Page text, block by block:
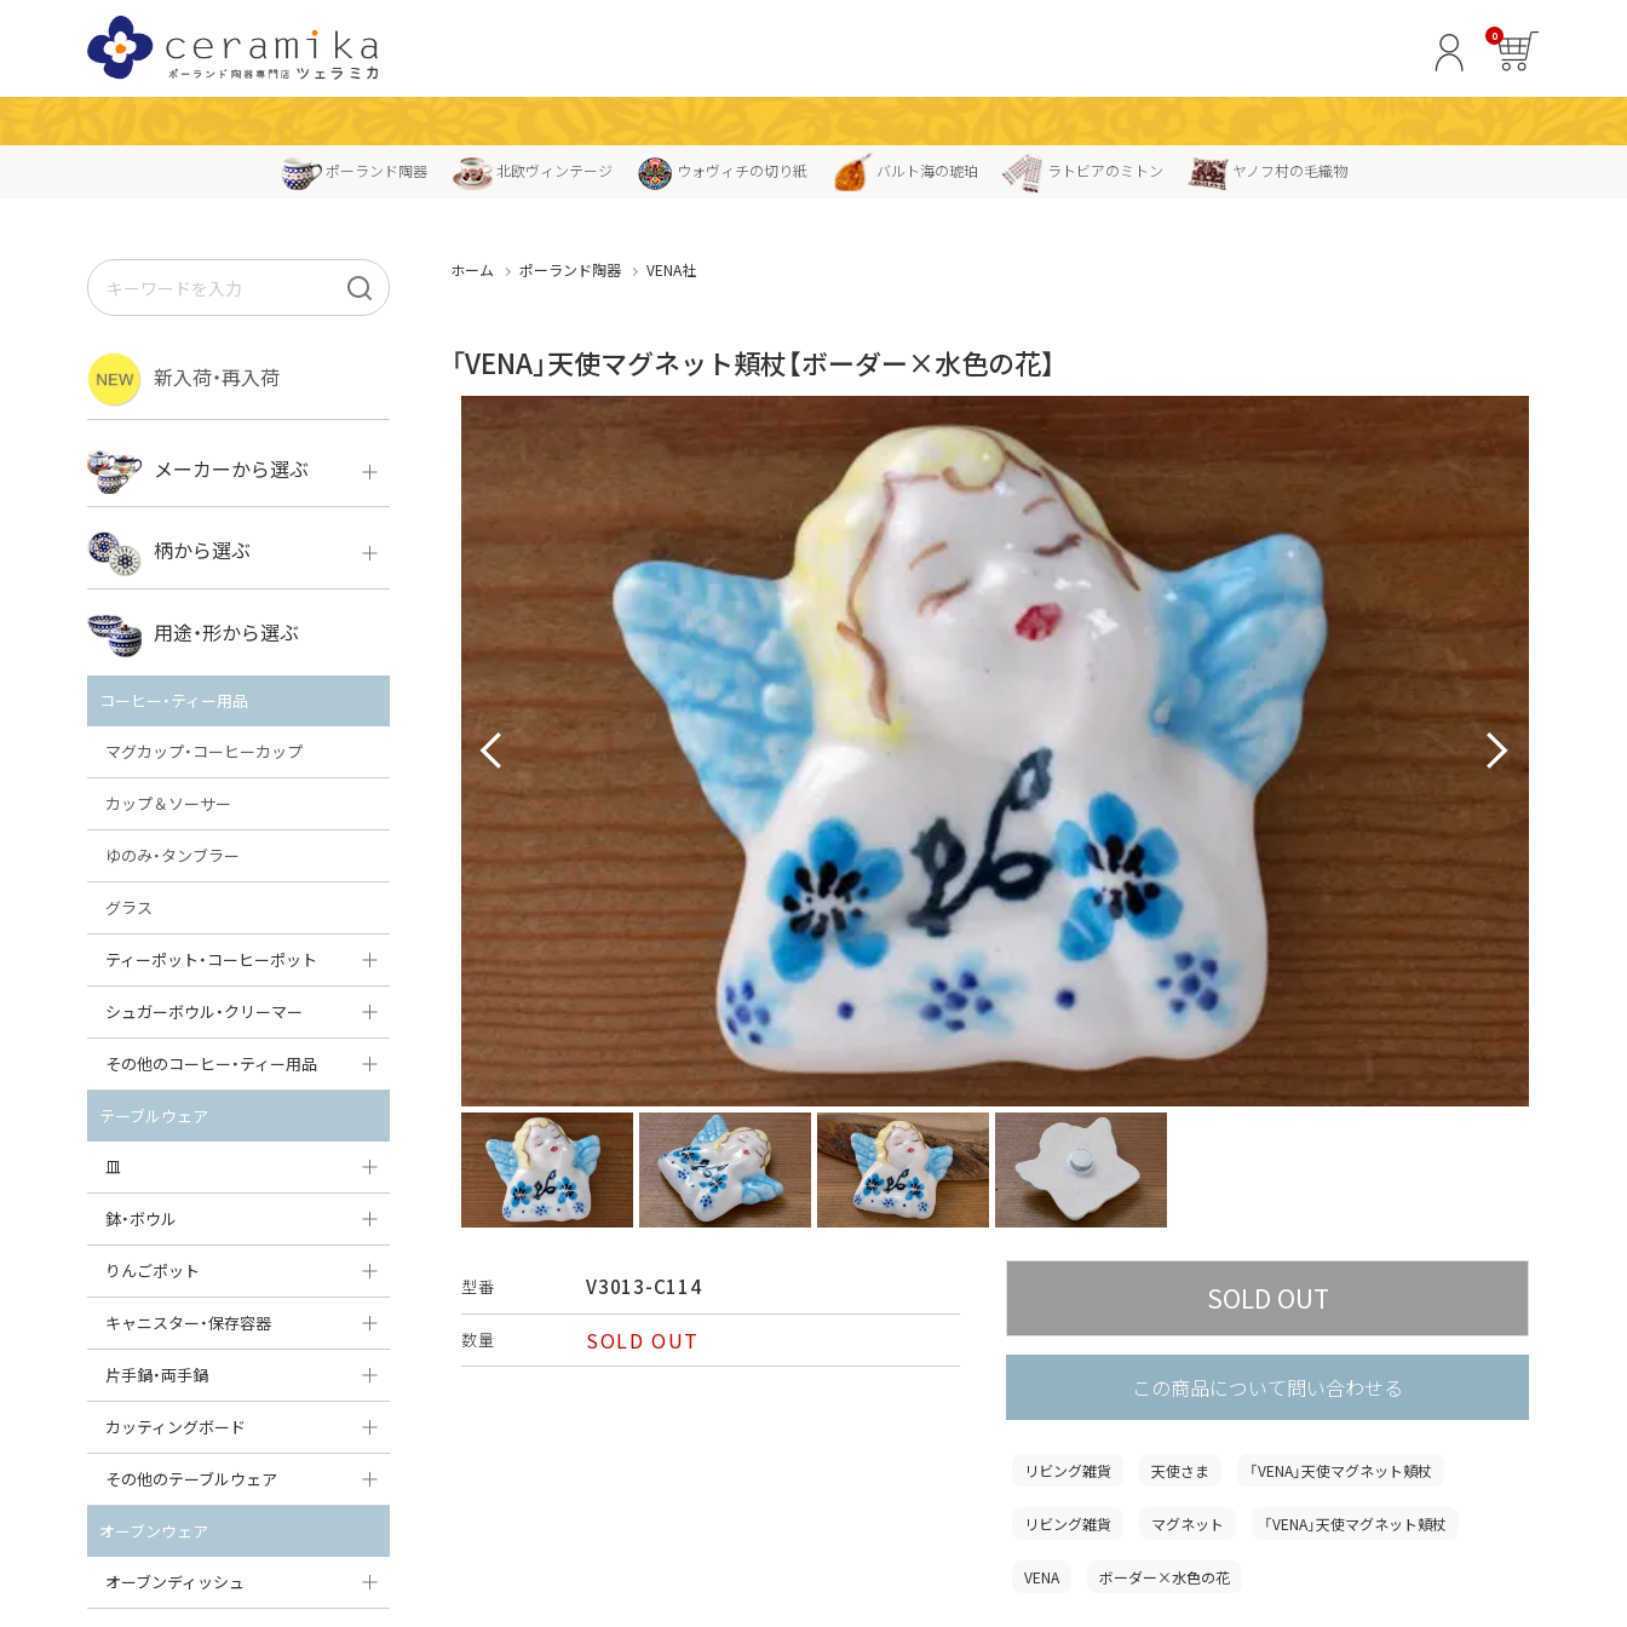
0
ポーランド陶器 北欧ヴィンテージ ウォヴィチの切り紙 バルト海の琥珀 ラトビアのミトン ヤノフ村の毛織物
ホーム ポーランド陶器 VENA社
「VENA」天使マグネット頬杖【ボーダー×水色の花】
型番 V3013-C114
数量
SOLD OUT
この商品について問い合わせる
リビング雑貨 天使さま 「VENA」天使マグネット頬杖
リビング雑貨 マグネット 「VENA」天使マグネット頬杖
VENA ボーダー×水色の花
新入荷・再入荷
メーカーから選ぶ
ボレス
VENA
ミレナ
柄から選ぶ
ボレス
用途・形から選ぶ
コーヒー・ティー用品
マグカップ・コーヒーカップ
カップ＆ソーサー
ゆのみ・タンブラー
グラス
ティーポット・コーヒーポット
ティーポット
コーヒーポット
シュガーボウル・クリーマー
シュガーボウル
クリーマー
その他のコーヒー・ティー用品
ポットウォーマー
ピッチャー
コーヒードリッパー
すべて見る
テーブルウェア
皿
大皿（24cm〜）
中皿（18〜24cm）
丸皿
スープ皿
ダルマプレート
鉢・ボウル
大鉢（21cm〜）
中鉢（16〜21cm）
丸鉢・どんぶり・ボウル
茶碗
りんごポット
りんごポット
りんごポット小
キャニスター・保存容器
キャニスター
つぼ
ガーリックポット
オニオンキャニスター
片手鍋・両手鍋
ソースパン（片手鍋）
スープチュリーン
カッティングボード
角型カッティングボード
丸型カッティングボード
すべて見る
その他のテーブルウェア
調味料入れ
グレイヴィーボート
オーブンウェア
オーブンディッシュ